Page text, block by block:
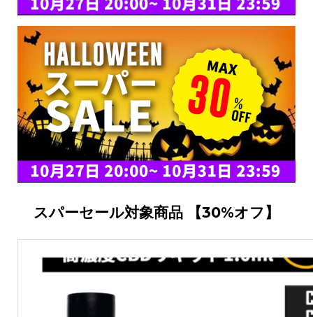
スパーセール対象商品 【30%オフ】